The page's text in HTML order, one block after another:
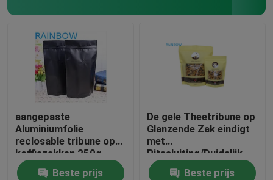
aangepaste
Aluminiumfolie
reclosable tribune op
koffiezakken 250g
Beste prijs
De gele Theetribune op
Glanzende Zak eindigt
met
Ritssluiting/Duidelijk
Venster
Beste prijs